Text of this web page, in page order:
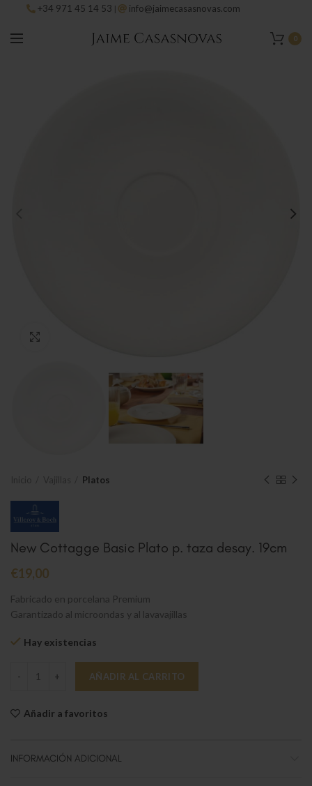
+34 971 45 14 53 | info@jaimecasasnovas.com
0
Platos
New Cottagge Basic Plato p. taza desay. 19cm
€19,00
Fabricado en porcelana Premium
Garantizado al microondas y al lavavajillas
Hay existencias
New Cottagge Basic Plato p. taza desay. 19cm cantidad
AÑADIR AL CARRITO
Añadir a favoritos
INFORMACIÓN ADICIONAL